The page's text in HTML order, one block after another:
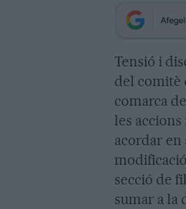
Tensió i
del comitè
comarca
les
acordar en
secció de
sumar a la